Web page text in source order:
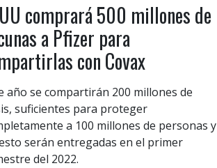
comprará 500 millones de
a Pfizer para
con Covax
año se compartirán 200 millones de
suficientes para proteger
a 100 millones de personas y
serán entregadas en el primer
del 2022.